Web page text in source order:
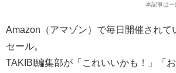
本記事は
Amazon（アマゾン）で毎日開催されて
セール。
TAKIBI編集部が「これいいかも！」「